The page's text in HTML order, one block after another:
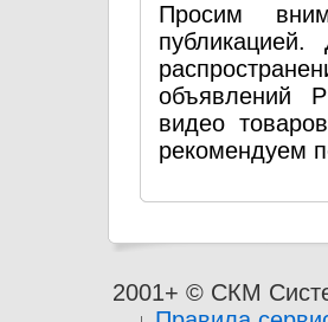
Просим
объявлений
видео
рекомендуем
2001+ © СКМ